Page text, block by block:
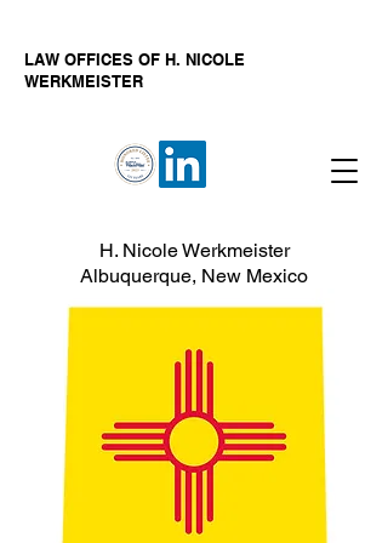
LAW OFFICES OF H. NICOLE
WERKMEISTER
H. Nicole Werkmeister
Albuquerque, New Mexico